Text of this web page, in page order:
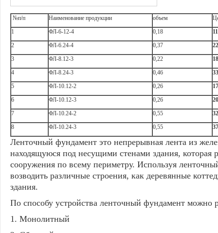
№п/п Наименование продукции объем
1
ФЛ-6-12-4 0,18
2
ФЛ-6.24-4 0,37
3
ФЛ-8.12-3 0,22
4
ФЛ-8.24-3 0,46
5
ФЛ-10.12-2 0,26
6
ФЛ-10.12-3 0,26
7
ФЛ-10.24-2 0,55
8
ФЛ-10.24-3 0,55
Ленточный фундамент это непрерывная лента из
находящуюся под несущими стенами здания, которая
сооружения по всему периметру. Используя
возводить различные строения, как деревянные
здания.
По способу устройства ленточный фундамент можно
1. Монолитный